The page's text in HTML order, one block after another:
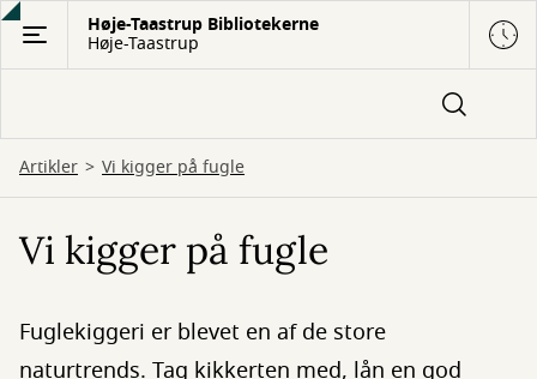
Gå
hovedindhold
Høje-Taastrup Bibliotekerne
Høje-Taastrup
Artikler Vi kigger på fugle
Vi kigger på fugle
Fuglekiggeri er blevet en af de store
naturtrends. Tag kikkerten med, lån en god